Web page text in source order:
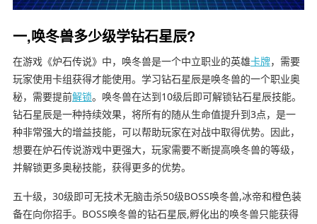
一,唤冬兽多少级学钻石星辰?
在游戏《炉石传说》中，唤冬兽是一个中立职业的英雄卡牌，需要
玩家使用卡组获得才能使用。学习钻石星辰是唤冬兽的一个职业奥
秘，需要提前解锁。唤冬兽在达到10级后即可解锁钻石星辰技能。
钻石星辰是一种持续效果，将所有的随从生命值提升到3点，是一
种非常强大的增益技能，可以帮助玩家在对战中取得优势。因此，
想要在炉石传说游戏中更强大，玩家需要不断提高唤冬兽的等级，
并解锁更多奥秘技能，获得更多的优势。
五十级，30级即可无技术无脑击杀50级BOSS唤冬兽,冰帝和橙色装
备在向你招手。BOSS唤冬兽的钻石星辰,孵化出的唤冬兽只能获得